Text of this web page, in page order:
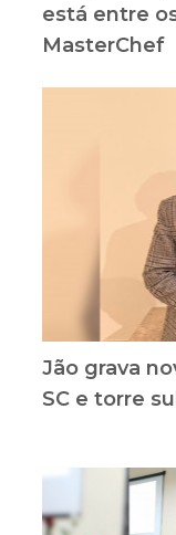
está entre
MasterChef
Jão grava
SC e torre